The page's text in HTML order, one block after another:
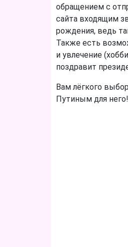
обращением с
сайта входящим
рождения, ведь
Также есть
и увлечение
поздравит
Вам лёгкого
Путиным для него!